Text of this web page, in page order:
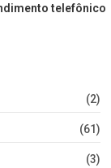
telefônico
(2)
(61)
(3)